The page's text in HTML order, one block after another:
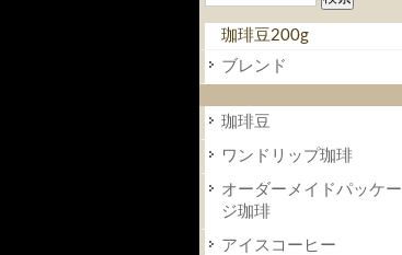
珈琲豆200g
ブレンド
珈琲豆
ワンドリップ珈琲
オーダーメイドパッケー
ジ珈琲
アイスコーヒー